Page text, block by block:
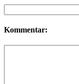
Kommentar: